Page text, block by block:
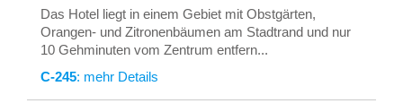
Das Hotel liegt in einem Gebiet mit Obstgärten,
Orangen- und Zitronenbäumen am Stadtrand und nur
10 Gehminuten vom Zentrum entfern...
C-245: mehr Details